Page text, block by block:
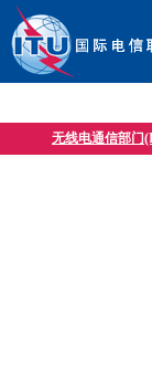
无线电通信部门